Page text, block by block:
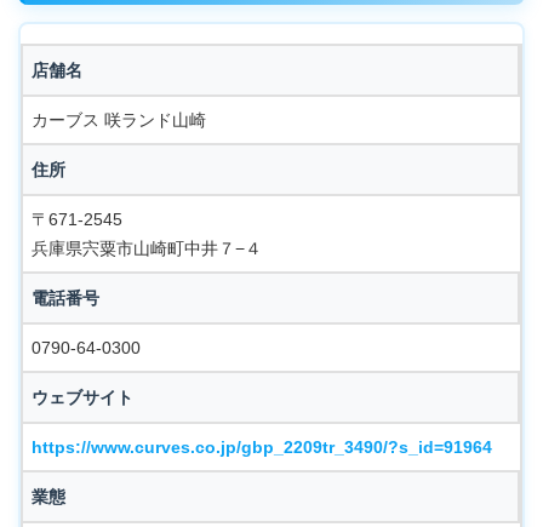
店舗名
カーブス 咲ランド山崎
住所
〒671-2545
兵庫県宍粟市山崎町中井７−４
電話番号
0790-64-0300
ウェブサイト
https://www.curves.co.jp/gbp_2209tr_3490/?s_id=91964
業態